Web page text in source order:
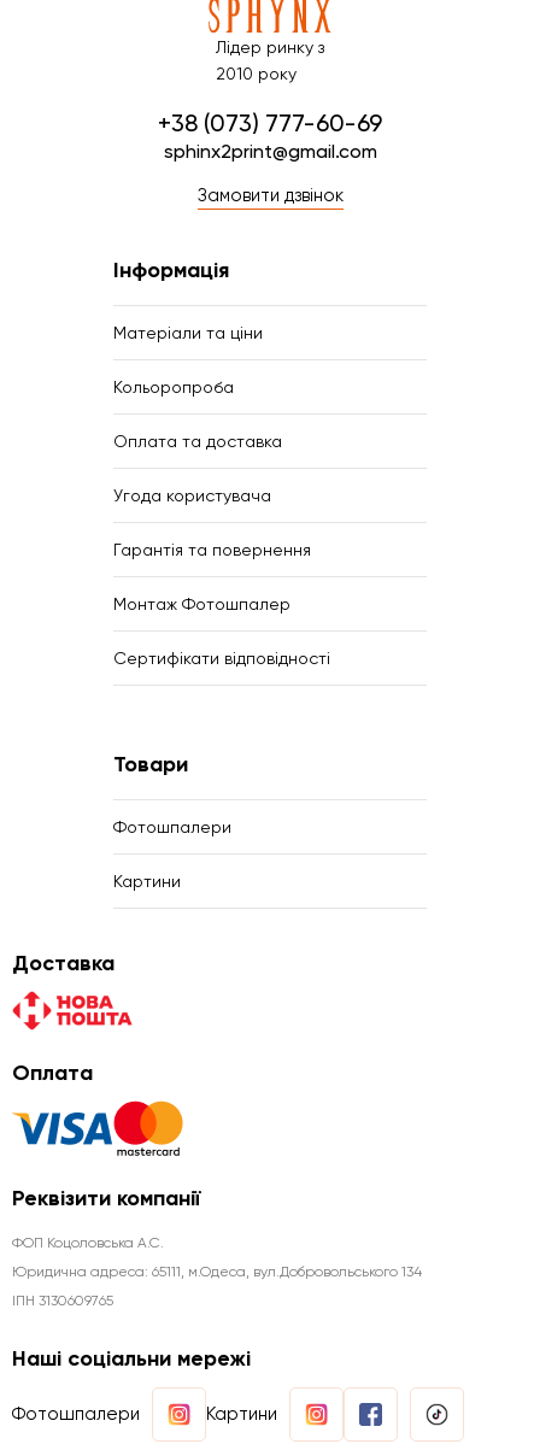
Лідер ринку з
2010 року
+38 (073) 777-60-69
sphinx2print@gmail.com
Замовити дзвінок
Інформація
Матеріали та ціни
Кольоропроба
Оплата та доставка
Угода користувача
Гарантія та повернення
Монтаж Фотошпалер
Сертифікати відповідності
Товари
Фотошпалери
Картини
Доставка
Оплата
Реквізити компанії
ФОП Коцоловська А.С.
Юридична aдреса: 65111, м.Одеса, вул.Добровольського 134
ІПН 3130609765
Наші соціальни мережі
Фотошпалери Картини